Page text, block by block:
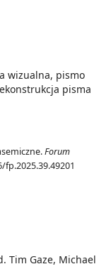
wizualna pismo
pisma
Forum
Tim Gaze, Michael